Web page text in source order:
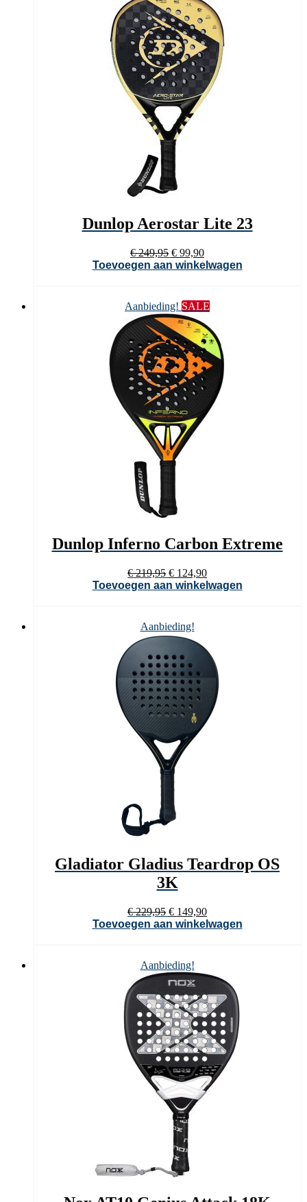
Dunlop Aerostar Lite 23
€249,95 Oorspronkelijke
prijs
€ 99,90Huidige
prijs
Toevoegen aan winkelwagen
Aanbieding! SALE
Dunlop Inferno Carbon Extreme
€219,95 Oorspronkelijke
prijs
€ 124,90Huidige
prijs
Toevoegen aan winkelwagen
Aanbieding!
Gladiator Gladius Teardrop OS
3K
€229,95 Oorspronkelijke
prijs
€ 149,90Huidige
prijs
Toevoegen aan winkelwagen
Aanbieding!